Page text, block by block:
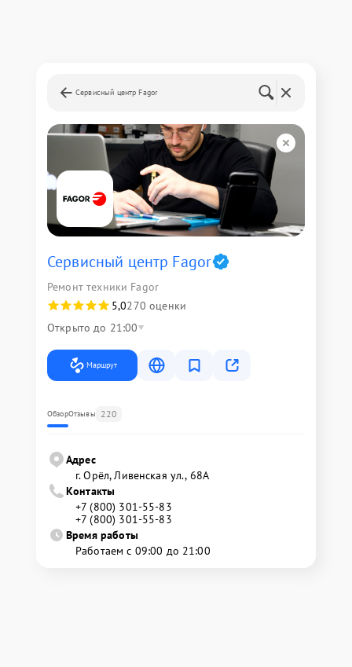
Сервисный центр Fagor
Сервисный центр Fagor
Ремонт техники Fagor
5,0270 оценки
Открыто до 21:00
Маршрут
ОбзорОтзывы 220
Адрес
г. Орёл, Ливенская ул., 68А
Контакты
+7 (800) 301-55-83
+7 (800) 301-55-83
Время работы
Работаем с 09:00 до 21:00